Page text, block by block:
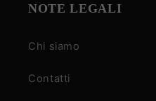
NOTE LEGALI
Chi siamo
Contatti